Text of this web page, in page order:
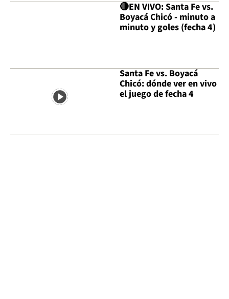
🔴EN VIVO: Santa Fe vs.
Boyacá Chicó - minuto a
minuto y goles (fecha 4)
Santa Fe vs. Boyacá
Chicó: dónde ver en vivo
el juego de fecha 4